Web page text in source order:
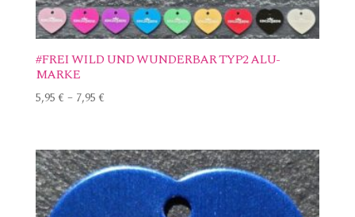
#FREI WILD UND WUNDERBAR TYP2 ALU-
MARKE
5,95€ – 7,95€